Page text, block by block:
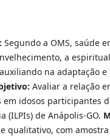
Segundo a OMS, saúde
a
na adaptação
Avaliar a relação
em idosos participantes
(ILPIs) de Anápolis-GO.
qualitativo, com